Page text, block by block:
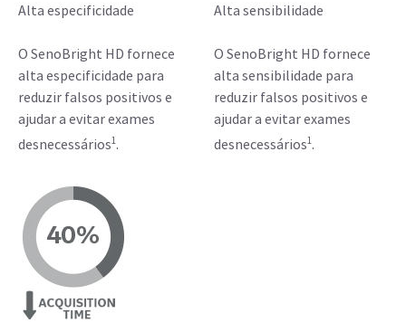
Alta especificidade
O SenoBright HD fornece
alta especificidade para
reduzir falsos positivos e
ajudar a evitar exames
desnecessários1.
Alta sensibilidade
O SenoBright HD fornece
alta sensibilidade para
reduzir falsos positivos e
ajudar a evitar exames
desnecessários1.